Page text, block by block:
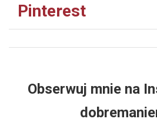
Pinterest
Obserwuj mnie na